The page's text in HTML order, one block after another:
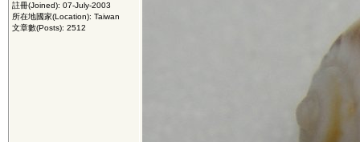
註冊(Joined): 07-July-2003
所在地國家(Location): Taiwan
文章數(Posts): 2512